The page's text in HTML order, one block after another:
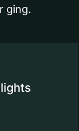
ging.